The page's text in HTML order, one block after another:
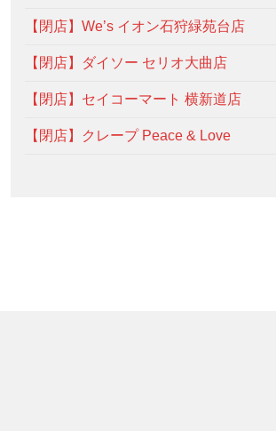
【閉店】We’s イオン石狩緑苑台店
【閉店】ダイソー セリオ大曲店
【閉店】セイコーマート 横新道店
【閉店】クレープ Peace & Love